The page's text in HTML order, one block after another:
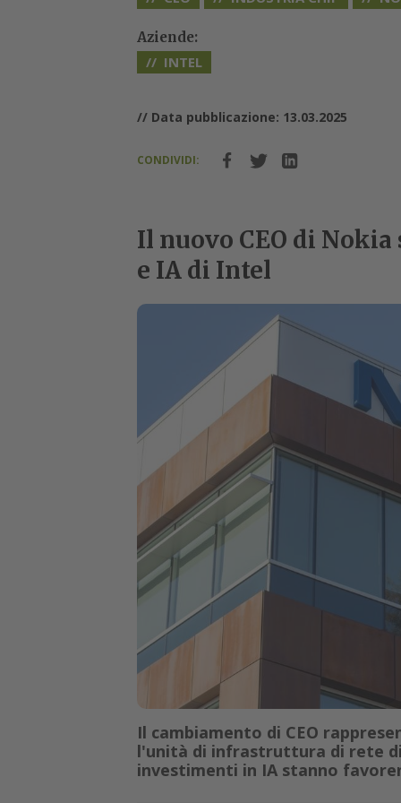
Aziende:
INTEL
// Data pubblicazione: 13.03.2025
CONDIVIDI:
Il nuovo CEO di
e IA di Intel
Il cambiamento di CEO
l'unità di infrastruttura di rete
investimenti in IA stanno